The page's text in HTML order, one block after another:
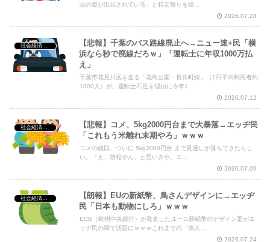
品の梨が出品されている」と特定祭りを繰...
2026.07.24
社会経済・政治
【悲報】千葉のバス路線廃止へ→ニュー速+民「横
浜なら秒で廃線だろｗ」「運転士に年収1000万払
え」
千葉市花見川区を走る「花島公園・長作町線」（1日平均利用者約
1000人）が、運転士不足を理由に今年1...
2026.07.12
社会経済・政治
【悲報】コメ、5kg2000円台まで大暴落→エッヂ民
「これもう米離れ末期やろ」ｗｗｗ
コメの値段、ついに 5kg2000円台 まで見通しが落ちてきたらし
い。「え、朗報やん」と思いきや、エ...
2026.07.09
【朗報】EUの新紙幣、鳥さんデザインに→エッヂ
民「日本も動物にしろ」ｗｗｗ
ECB（欧州中央銀行）が発表したユーロ新紙幣のデザイン案がエ
ッヂ民の間で話題にｗｗｗこれまでの「偉人...
2026.07.24